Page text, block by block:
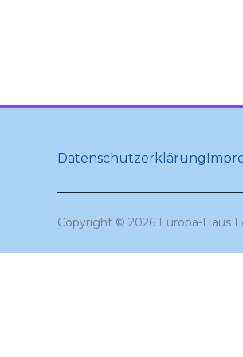
Datenschutzerklärung
Copyright © 2026 Europa-Haus